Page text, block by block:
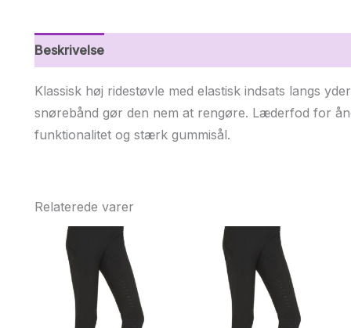
Beskrivelse
Klassisk høj ridestøvle med elastisk indsats langs
snørebånd gør den nem at rengøre. Læderfod for
funktionalitet og stærk gummisål.
Relaterede varer